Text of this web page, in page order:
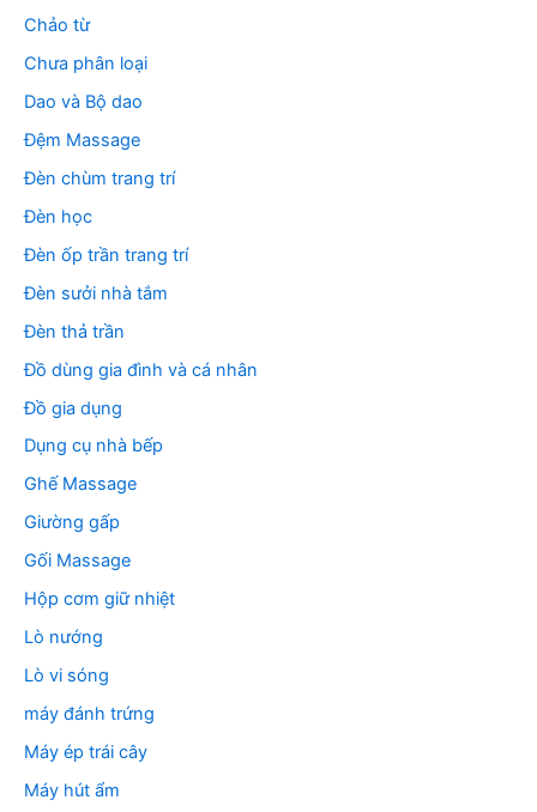
Chảo từ
Chưa phân loại
Dao và Bộ dao
Đệm Massage
Đèn chùm trang trí
Đèn học
Đèn ốp trần trang trí
Đèn sưởi nhà tắm
Đèn thả trần
Đồ dùng gia đình và cá nhân
Đồ gia dụng
Dụng cụ nhà bếp
Ghế Massage
Giường gấp
Gối Massage
Hộp cơm giữ nhiệt
Lò nướng
Lò vi sóng
máy đánh trứng
Máy ép trái cây
Máy hút ẩm